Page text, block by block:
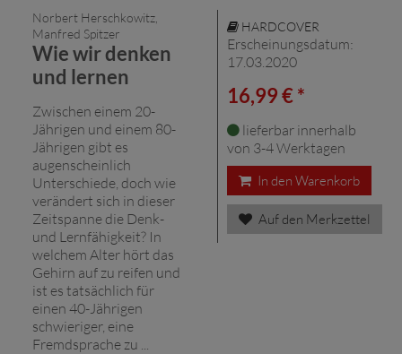
Norbert Herschkowitz,
Manfred Spitzer
Wie wir denken
und lernen
Zwischen einem 20-
Jährigen und einem 80-
Jährigen gibt es
augenscheinlich
Unterschiede, doch wie
verändert sich in dieser
Zeitspanne die Denk-
und Lernfähigkeit? In
welchem Alter hört das
Gehirn auf zu reifen und
ist es tatsächlich für
einen 40-Jährigen
schwieriger, eine
Fremdsprache zu ...
HARDCOVER
Erscheinungsdatum:
17.03.2020
16,99 € *
lieferbar innerhalb
von 3-4 Werktagen
In den Warenkorb
Auf den Merkzettel